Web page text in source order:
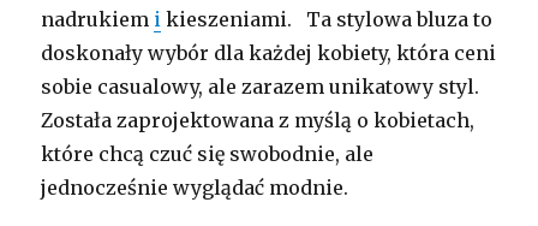
nadrukiem i kieszeniami. Ta stylowa bluza to
doskonały wybór dla każdej kobiety, która ceni
sobie casualowy, ale zarazem unikatowy styl.
Została zaprojektowana z myślą o kobietach,
które chcą czuć się swobodnie, ale
jednocześnie wyglądać modnie.